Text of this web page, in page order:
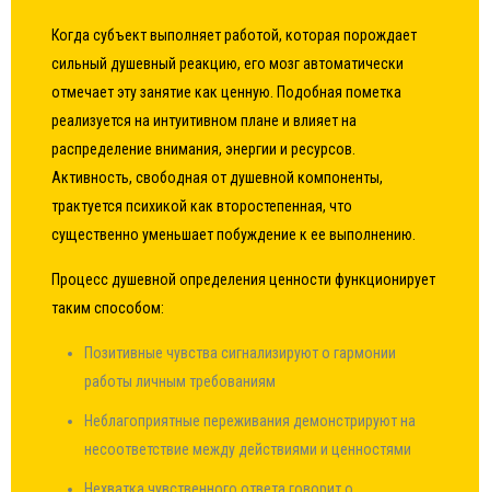
Когда субъект выполняет работой, которая порождает
сильный душевный реакцию, его мозг автоматически
отмечает эту занятие как ценную. Подобная пометка
реализуется на интуитивном плане и влияет на
распределение внимания, энергии и ресурсов.
Активность, свободная от душевной компоненты,
трактуется психикой как второстепенная, что
существенно уменьшает побуждение к ее выполнению.
Процесс душевной определения ценности функционирует
таким способом:
Позитивные чувства сигнализируют о гармонии
работы личным требованиям
Неблагоприятные переживания демонстрируют на
несоответствие между действиями и ценностями